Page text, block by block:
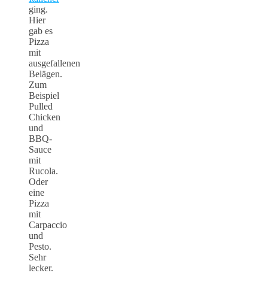
ging.
Hier
gab es
Pizza
mit
ausgefallenen
Belägen.
Zum
Beispiel
Pulled
Chicken
und
BBQ-
Sauce
mit
Rucola.
Oder
eine
Pizza
mit
Carpaccio
und
Pesto.
Sehr
lecker.